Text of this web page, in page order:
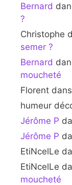
Bernard
?
Christophe
semer ?
Bernard
moucheté
Florent dans
humeur
Jérôme P
Jérôme P
EtiNcelLe
EtiNcelLe
moucheté